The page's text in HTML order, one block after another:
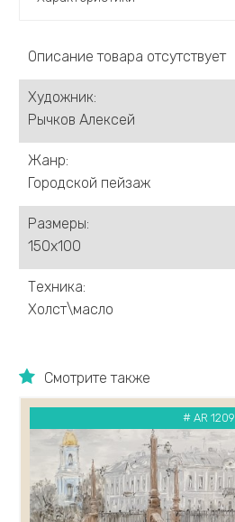
Гроза Алексей
Драницин Максим
Демиденко Сергей
Денисова Елена
Ермолов Дмитрий
Евсин Сергей
Еськов Павел
Суворова Ольга
Жмайлов Игорь
Ивлева Ольга
Жумабаев Туман
Ищенко Александр
Казак Филипп
Казак Мария
Кандашкин Владимир
Карлов Сергей
Карнаухов Кирилл
Описание товара отсутствует
Художник:
Рычков Алексей
Жанр:
Городской пейзаж
Размеры:
150х100
Техника:
Холст\масло
Смотрите также
# AR 1209